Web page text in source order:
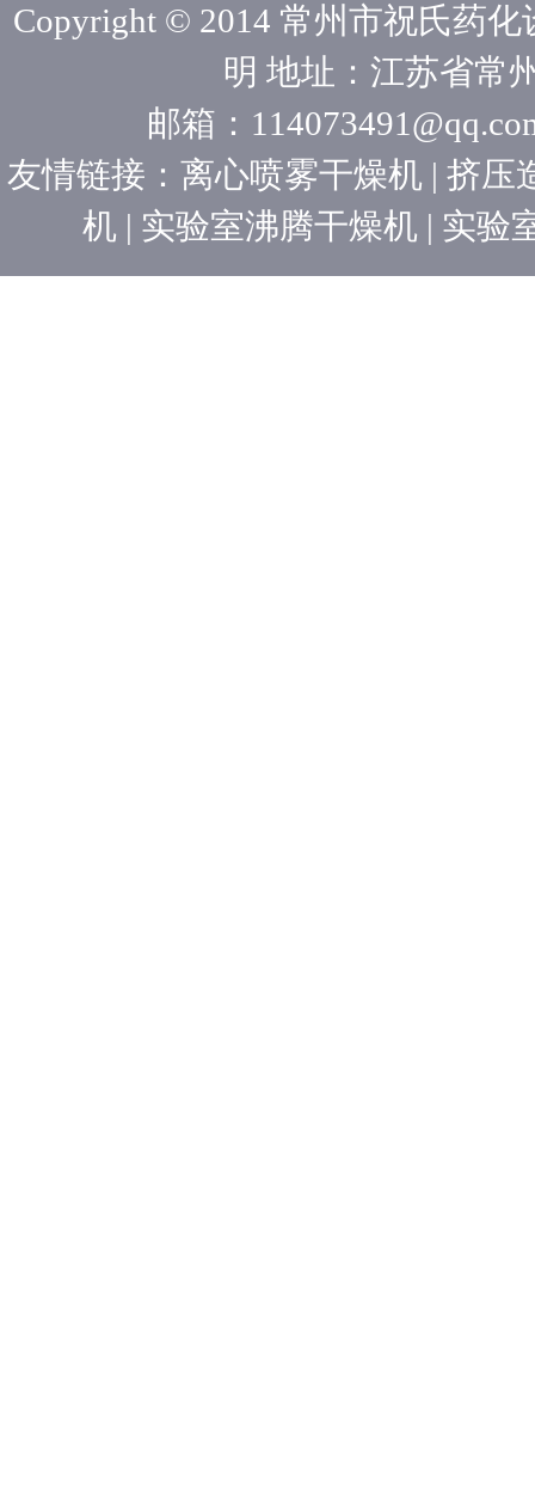
Copyright © 2014 常州市祝氏药
明 地址：江苏省常
邮箱：
友情链接： 离心喷雾干燥机 | 挤压
机 | 实验室沸腾干燥机 | 实验